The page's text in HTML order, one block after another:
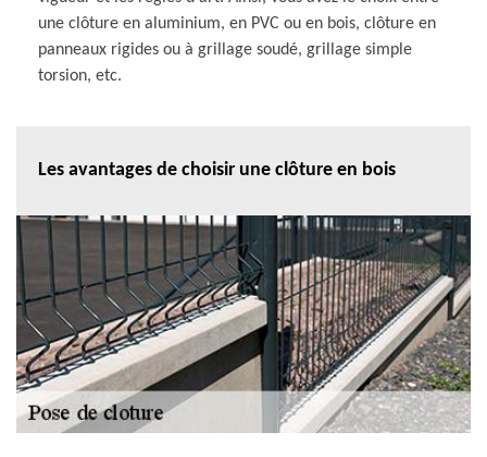
une clôture en aluminium, en PVC ou en bois, clôture en
panneaux rigides ou à grillage soudé, grillage simple
torsion, etc.
Les avantages de choisir une clôture en bois